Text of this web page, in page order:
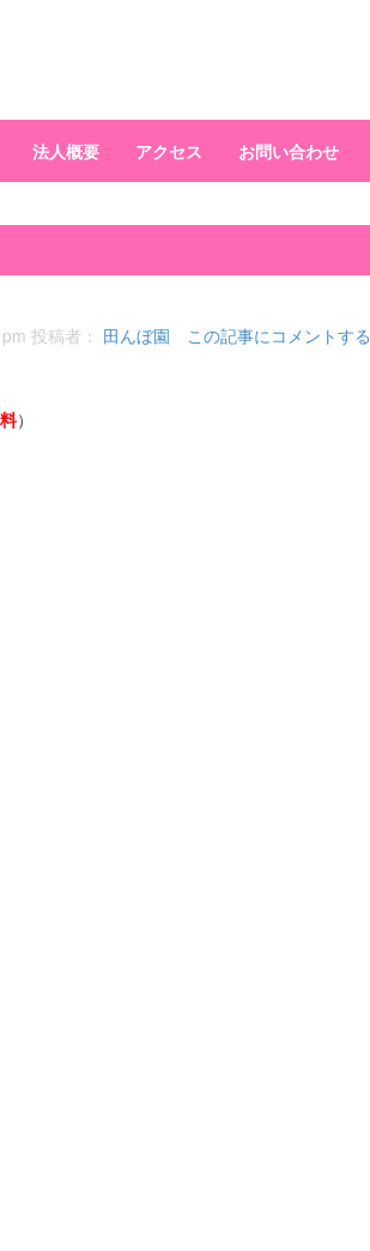
法人概要 アクセス お問い合わせ
投稿者： 田んぼ園
この記事にコメントする
）